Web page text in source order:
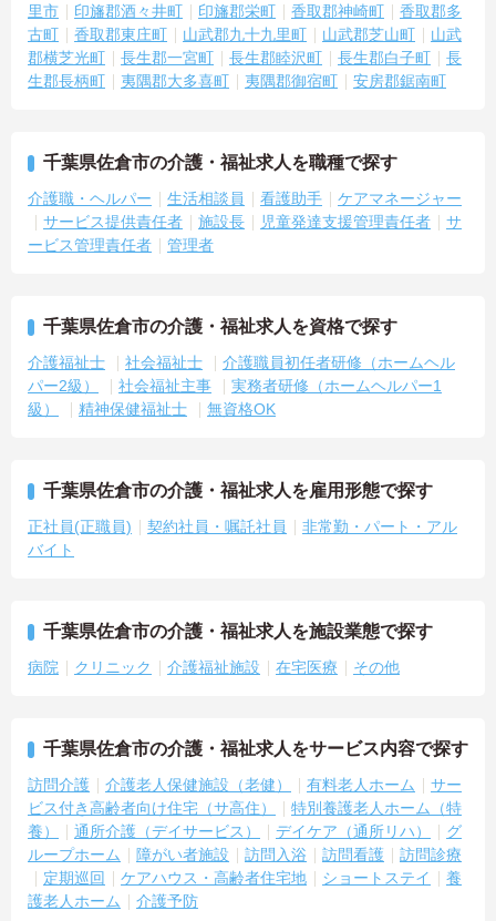
里市
印旛郡酒々井町 印旛郡栄町 香取郡神崎町
香取郡多
古町
香取郡東庄町 山武郡九十九里町 山武郡芝山町
山武
郡横芝光町
長生郡一宮町 長生郡睦沢町 長生郡白子町
長
生郡長柄町
夷隅郡大多喜町 夷隅郡御宿町 安房郡鋸南町
千葉県佐倉市の介護・福祉求人を職種で探す
介護職・ヘルパー 生活相談員 看護助手
ケアマネージャー
サービス提供責任者
施設長 児童発達支援管理責任者
サ
ービス管理責任者
管理者
千葉県佐倉市の介護・福祉求人を資格で探す
介護福祉士 社会福祉士
介護職員初任者研修（ホームヘル
パー2級）
社会福祉主事
実務者研修（ホームヘルパー1
級）
精神保健福祉士 無資格OK
千葉県佐倉市の介護・福祉求人を雇用形態で探す
正社員(正職員) 契約社員・嘱託社員
非常勤・パート・アル
バイト
千葉県佐倉市の介護・福祉求人を施設業態で探す
病院 クリニック 介護福祉施設 在宅医療 その他
千葉県佐倉市の介護・福祉求人をサービス内容で探す
訪問介護 介護老人保健施設（老健） 有料老人ホーム
サー
ビス付き高齢者向け住宅（サ高住）
特別養護老人ホーム（特
養）
通所介護（デイサービス） デイケア（通所リハ）
グ
ループホーム
障がい者施設 訪問入浴 訪問看護
訪問診療
定期巡回
ケアハウス・高齢者住宅地 ショートステイ
養
護老人ホーム
介護予防